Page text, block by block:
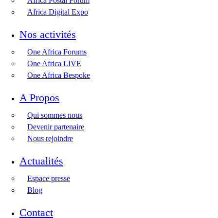
Africa Digital Expo
Nos activités
One Africa Forums
One Africa LIVE
One Africa Bespoke
A Propos
Qui sommes nous
Devenir partenaire
Nous rejoindre
Actualités
Espace presse
Blog
Contact